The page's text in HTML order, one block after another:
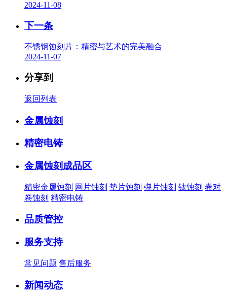
2024-11-08
下一条
不锈钢蚀刻片：精密与艺术的完美融合
2024-11-07
分享到
返回列表
金属蚀刻
精密电铸
金属蚀刻成品区
精密金属蚀刻 网片蚀刻 垫片蚀刻 弹片蚀刻 钛蚀刻 卷对
卷蚀刻 精密电铸
品质管控
服务支持
常见问题 售后服务
新闻动态